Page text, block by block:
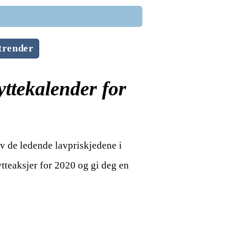
for
de ledende lavpriskjedene i
for 2020 og gi deg en